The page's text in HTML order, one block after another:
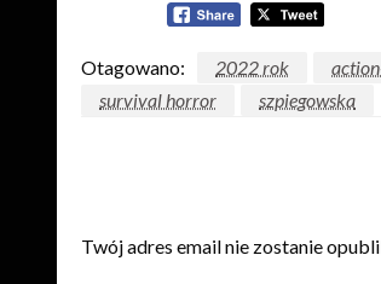
Otagowano: 2022 rok
survival horror
szpiegowska
Twój adres email nie zostanie